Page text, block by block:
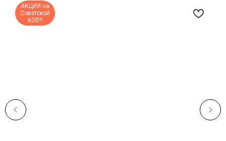
АКЦИЯ на
Советской
60б!!!